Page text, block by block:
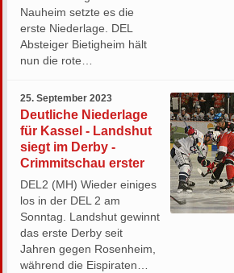
Nauheim setzte es die
erste Niederlage. DEL
Absteiger Bietigheim hält
nun die rote…
25. September 2023
Deutliche Niederlage
für Kassel - Landshut
siegt im Derby -
Crimmitschau erster
DEL2 (MH) Wieder einiges
los in der DEL 2 am
Sonntag. Landshut gewinnt
das erste Derby seit
Jahren gegen Rosenheim,
während die Eispiraten…